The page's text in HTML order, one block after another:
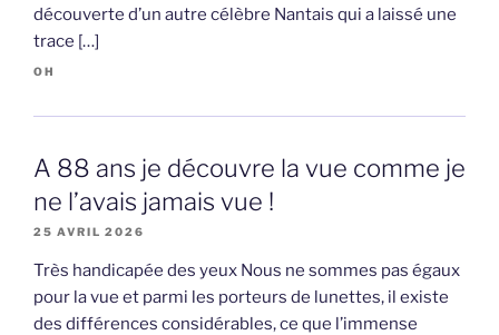
découverte d’un autre célèbre Nantais qui a laissé une
trace […]
OH
A 88 ans je découvre la vue comme je
ne l’avais jamais vue !
25 AVRIL 2026
Très handicapée des yeux Nous ne sommes pas égaux
pour la vue et parmi les porteurs de lunettes, il existe
des différences considérables, ce que l’immense